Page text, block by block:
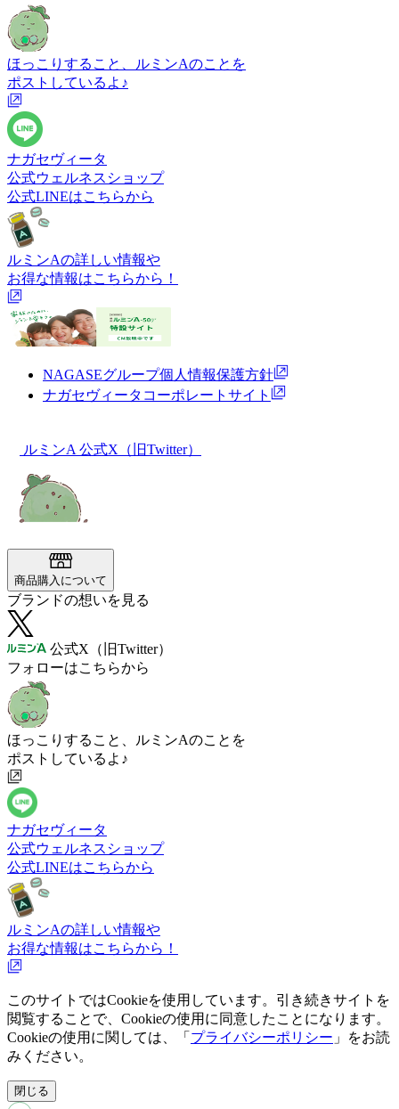
ほっこりすること、ルミンAのことを
ポストしているよ♪
ナガセヴィータ
公式ウェルネスショップ
公式LINEはこちらから
ルミンAの詳しい情報や
お得な情報はこちらから！
NAGASEグループ個人情報保護方針
ナガセヴィータコーポレートサイト
ルミンA 公式X（旧Twitter）
商品購入について
ブランドの想いを見る
公式X（旧Twitter）
フォローはこちらから
ほっこりすること、ルミンAのことを
ポストしているよ♪
ナガセヴィータ
公式ウェルネスショップ
公式LINEはこちらから
ルミンAの詳しい情報や
お得な情報はこちらから！
このサイトではCookieを使用しています。引き続きサイトを
閲覧することで、Cookieの使用に同意したことになります。
Cookieの使用に関しては、「 プライバシーポリシー 」をお読
みください。
閉じる